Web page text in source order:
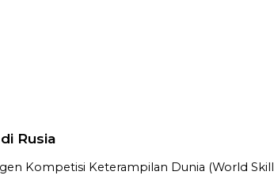
Rusia
Kompetisi Keterampilan Dunia (World